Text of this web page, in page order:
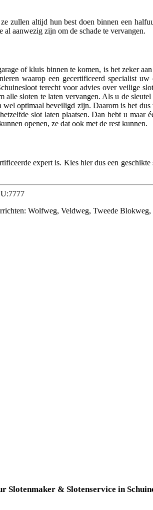
zullen altijd hun best doen binnen een
aanwezig zijn om de schade te vervangen.
of kluis binnen te komen, is het zeker
waarop een gecertificeerd specialist
terecht voor advies over veilige
sloten te laten vervangen. Als u de
optimaal beveiligd zijn. Daarom is het
slot laten plaatsen. Dan hebt u
openen, ze dat ook met de rest kunnen.
expert is. Kies hier dus een
Wolfweg, Veldweg, Tweede
Slotenmaker & Slotenservice in